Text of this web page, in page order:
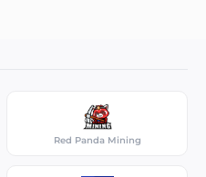
Red Panda Mining